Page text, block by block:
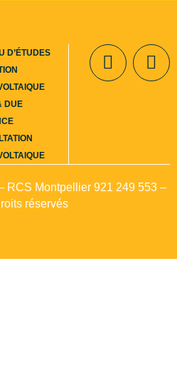
D’ÉTUDES
DUE
RCS Montpellier 921 249 553 –
réservés